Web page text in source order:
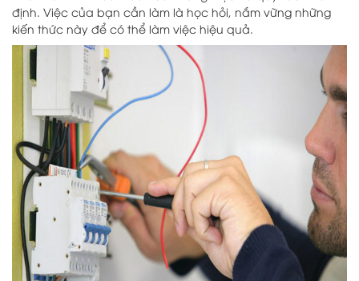
định. Việc của bạn cần làm là học hỏi, nắm vững những
kiến thức này để có thể làm việc hiệu quả.